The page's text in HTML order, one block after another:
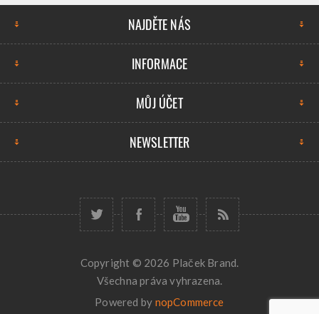
NAJDĚTE NÁS
INFORMACE
MŮJ ÚČET
NEWSLETTER
Copyright © 2026 Plaček Brand.
Všechna práva vyhrazena.
Powered by nopCommerce